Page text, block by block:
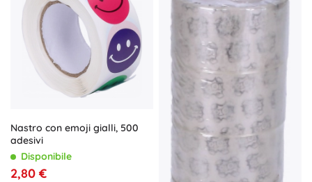
Nastro con emoji gialli, 500
adesivi
Disponibile
2,80 €